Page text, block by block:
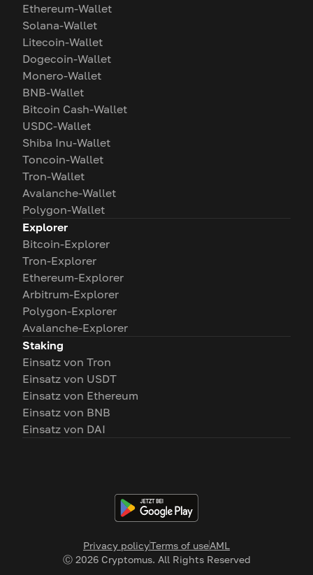
Privacy policyTerms of useAML
Ⓒ 2026Cryptomus. All Rights Reserved
Ethereum-Wallet
Solana-Wallet
Litecoin-Wallet
Dogecoin-Wallet
Monero-Wallet
BNB-Wallet
Bitcoin Cash-Wallet
USDC-Wallet
Shiba Inu-Wallet
Toncoin-Wallet
Tron-Wallet
Avalanche-Wallet
Polygon-Wallet
Explorer
Bitcoin-Explorer
Tron-Explorer
Ethereum-Explorer
Arbitrum-Explorer
Polygon-Explorer
Avalanche-Explorer
Staking
Einsatz von Tron
Einsatz von USDT
Einsatz von Ethereum
Einsatz von BNB
Einsatz von DAI